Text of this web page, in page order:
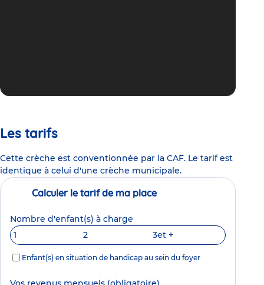
Les tarifs
Cette crèche est conventionnée par la CAF. Le tarif est
identique à celui d'une crèche municipale.
Calculer le tarif de ma place
Nombre d'enfant(s) à charge
1
2 3et +
Enfant(s) en situation de handicap au sein du foyer